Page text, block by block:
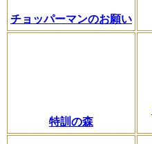
チョッパーマンのお願い
特訓の森